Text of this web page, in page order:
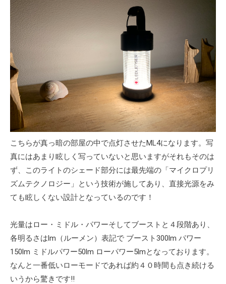
こちらが真っ暗の部屋の中で点灯させたML4になります。写
真にはあまり眩しく写っていないと思いますがそれもそのは
ず、このライトのシェード部分には最先端の「マイクロプリ
ズムテクノロジー」という技術が施してあり、直接光源をみ
ても眩しくない設計となっているのです！
光量はロー・ミドル・パワーそしてブーストと４段階あり、
各明るさはlm（ルーメン）表記で ブースト300lm パワー
150lm ミドルパワー50lm ローパワー5lmとなっております。
なんと一番低いローモードであれば約４０時間も点き続ける
いうから驚きです!!